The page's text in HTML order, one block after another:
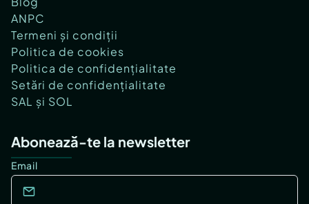
ANPC
Termeni și condiții
Politica de cookies
Politica de confidențialitate
Setări de confidențialitate
SAL și SOL
Abonează-te la newsletter
Email